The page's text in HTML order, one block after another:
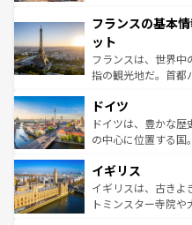
ませてくれるイタリ
なお、新着のイタリ
しい。
文化が根付くこの国
れる闘牛、そして美
る。首都マドリード
アートに溢れた街角
せる。地方によって
ンテンツ一覧を参照
フランスの基本
ット
フランスは、世界中
指の観光地だ。首都
で、幅広い魅力が詰
聖堂、美しいビー
から魅了する。また
いる。シャンパンの
香り高いラベンダー
らに、パリ以外の地
ドイツ
ドイツは、豊かな
の中心に位置する国
顔を持つこの国は、
ルリンの文化的活気
してライン川沿いの
イギリス
イギリスは、古きよ
トミンスター寺院や